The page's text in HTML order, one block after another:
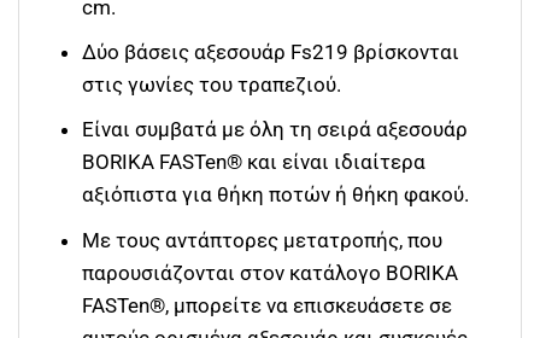
cm.
Δύο βάσεις αξεσουάρ Fs219 βρίσκονται
στις γωνίες του τραπεζιού.
Είναι συμβατά με όλη τη σειρά αξεσουάρ
BORIKA FASTen® και είναι ιδιαίτερα
αξιόπιστα για θήκη ποτών ή θήκη φακού.
Με τους αντάπτορες μετατροπής, που
παρουσιάζονται στον κατάλογο BORIKA
FASTen®, μπορείτε να επισκευάσετε σε